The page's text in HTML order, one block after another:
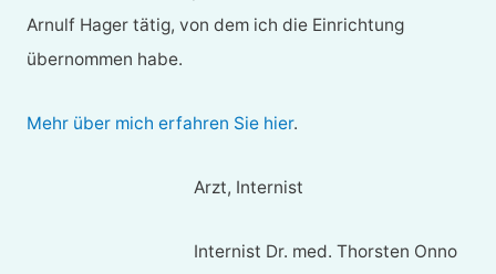
Arnulf Hager tätig, von dem ich die Einrichtung
übernommen habe.
Mehr über mich erfahren Sie hier.
Arzt, Internist
Internist Dr. med. Thorsten Onno